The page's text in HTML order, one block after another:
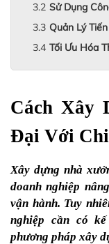
Sử Dụng
Quản Lý
Tối Ưu Hóa
Cách Xây
Đại Với
Xây dựng nhà
doanh nghiệp
vận hành. Tuy
nghiệp cần có
phương pháp xây